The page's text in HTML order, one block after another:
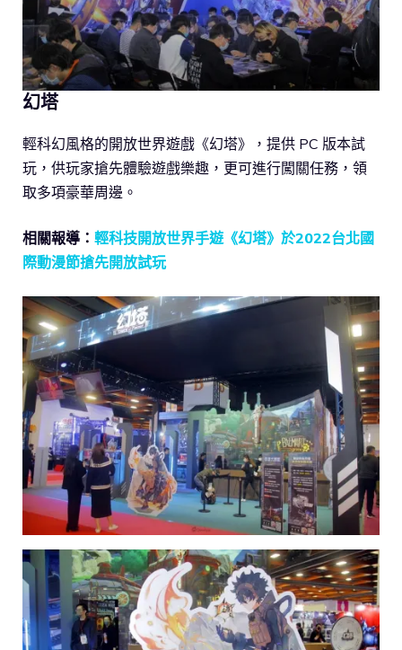
幻塔
輕科幻風格的開放世界遊戲《幻塔》，提供 PC 版本試
玩，供玩家搶先體驗遊戲樂趣，更可進行闖關任務，領
取多項豪華周邊。
相關報導： 輕科技開放世界手遊《幻塔》於2022台北國
際動漫節搶先開放試玩